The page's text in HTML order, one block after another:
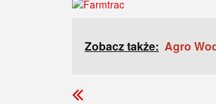
Zobacz także: Agro